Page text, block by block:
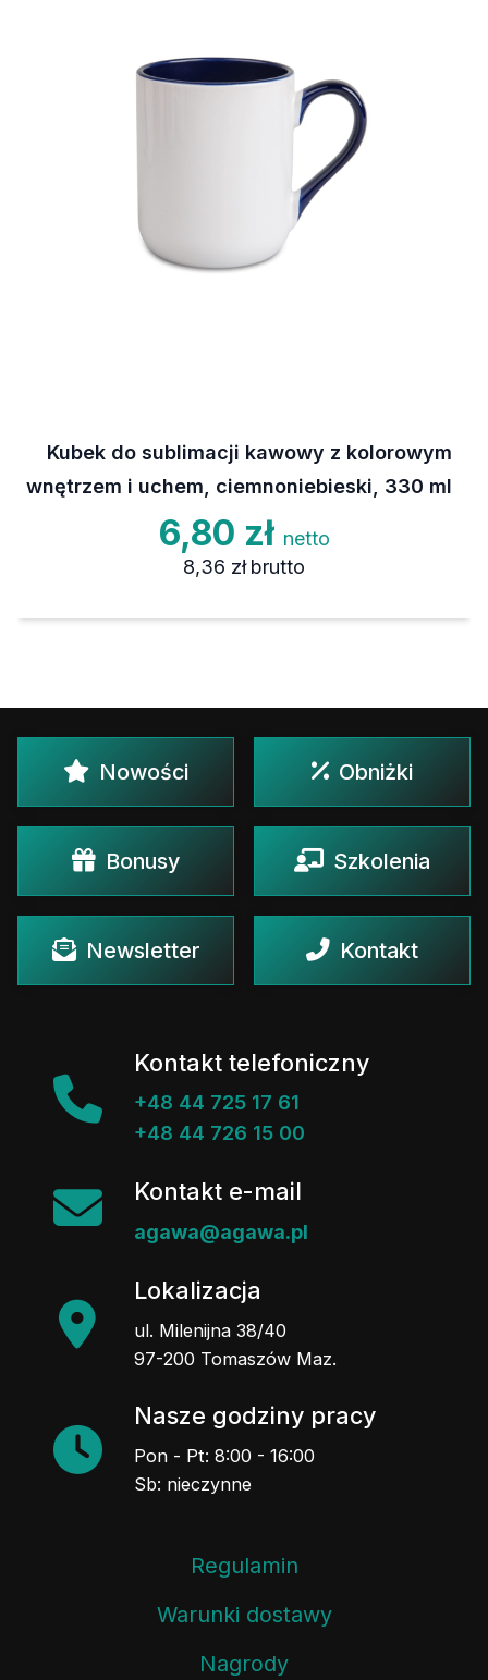
Kubek do sublimacji kawowy z kolorowym
wnętrzem i uchem, ciemnoniebieski, 330 ml
6,80 zł netto
8,36 zł brutto
Nowości Obniżki
Bonusy Szkolenia
Newsletter Kontakt
Kontakt telefoniczny
+48 44 725 17 61
+48 44 726 15 00
Kontakt e-mail
agawa@agawa.pl
Lokalizacja
ul. Milenijna 38/40
97-200 Tomaszów Maz.
Nasze godziny pracy
Pon - Pt: 8:00 - 16:00
Sb: nieczynne
Regulamin
Warunki dostawy
Nagrody